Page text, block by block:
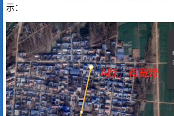
示：